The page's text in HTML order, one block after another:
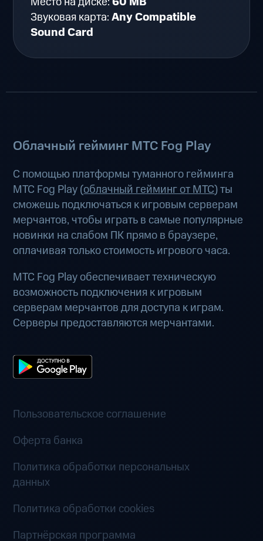
Звуковая карта:Any Compatible
Sound Card
Облачный гейминг МТС Fog Play
С помощью платформы туманного гейминга
МТС Fog Play (облачный гейминг от МТС) ты
сможешь подключаться к игровым серверам
мерчантов, чтобы играть в самые популярные
новинки на слабом ПК прямо в браузере,
оплачивая только стоимость игрового часа.
МТС Fog Play обеспечивает техническую
возможность подключения к игровым
серверам мерчантов для доступа к играм.
Серверы предоставляются мерчантами.
Пользовательское соглашение
Оферта банка
Политика обработки персональных
данных
Политика обработки cookies
Партнёрская программа